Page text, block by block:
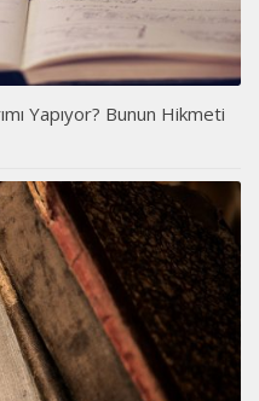
Yapıyor? Bunun Hikmeti